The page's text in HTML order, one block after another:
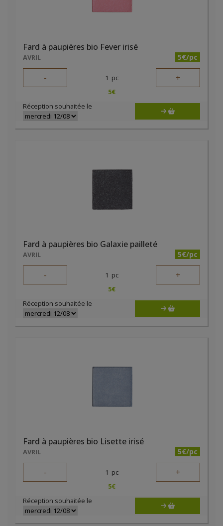
Fard à paupières bio Fever irisé
AVRIL 5€/pc
- 1 pc +
5€
Réception souhaitée le
Fard à paupières bio Galaxie pailleté
AVRIL 5€/pc
- 1 pc +
5€
Réception souhaitée le
Fard à paupières bio Lisette irisé
AVRIL 5€/pc
- 1 pc +
5€
Réception souhaitée le